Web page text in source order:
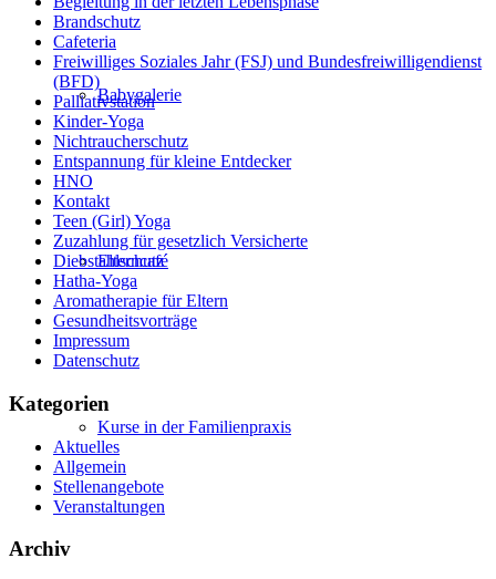
Babygalerie
Elterncafé
Kurse in der Familienpraxis
Brandschutz
Cafeteria
Freiwilliges Soziales Jahr (FSJ) und Bundesfreiwilligendienst
(BFD)
Palliativstation
Kinder-Yoga
Nichtraucherschutz
Entspannung für kleine Entdecker
HNO
Kontakt
Teen (Girl) Yoga
Zuzahlung für gesetzlich Versicherte
Diebstahlschutz
Hatha-Yoga
Aromatherapie für Eltern
Gesundheitsvorträge
Impressum
Datenschutz
Kategorien
Aktuelles
Allgemein
Stellenangebote
Veranstaltungen
Archiv